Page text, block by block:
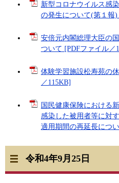
新型コロナウイルス感
の発生について(第１報
安倍元内閣総理大臣の
ついて [PDFファイル／
体験学習施設松寿苑の
／115KB]
国民健康保険における
感染した被用者等に対
適用期間の再延長につ
令和4年9月25日